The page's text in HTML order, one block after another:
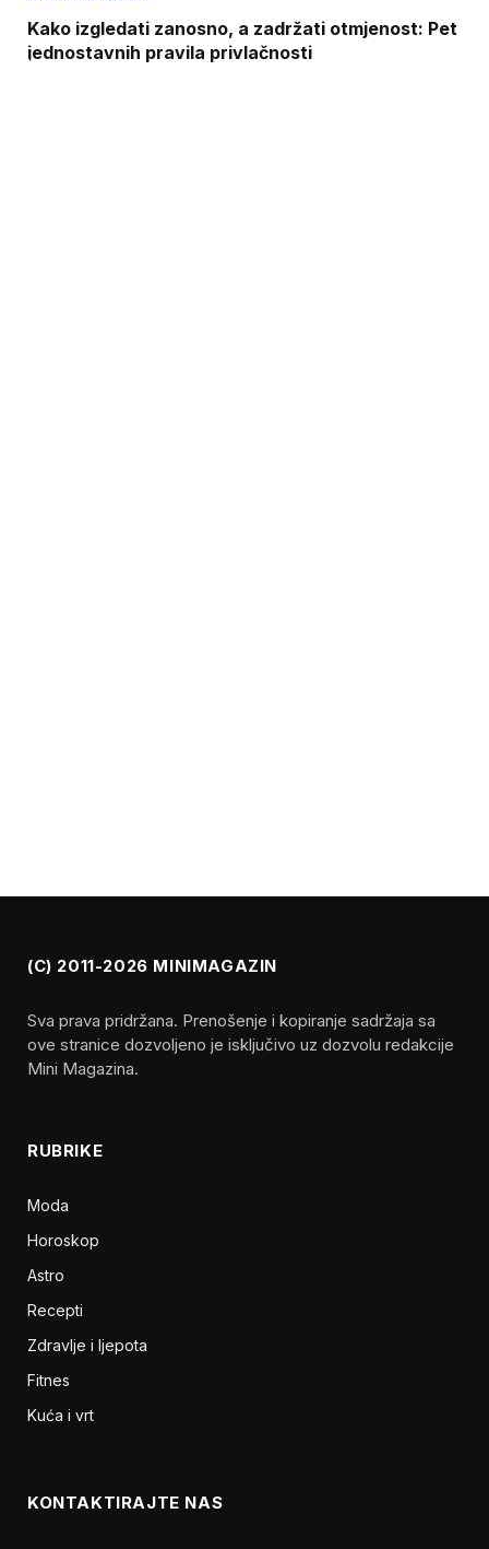
Kako izgledati zanosno, a zadržati otmjenost: Pet
jednostavnih pravila privlačnosti
(C) 2011-2026 MINIMAGAZIN
Sva prava pridržana. Prenošenje i kopiranje sadržaja sa
ove stranice dozvoljeno je isključivo uz dozvolu redakcije
Mini Magazina.
RUBRIKE
Moda
Horoskop
Astro
Recepti
Zdravlje i ljepota
Fitnes
Kuća i vrt
KONTAKTIRAJTE NAS